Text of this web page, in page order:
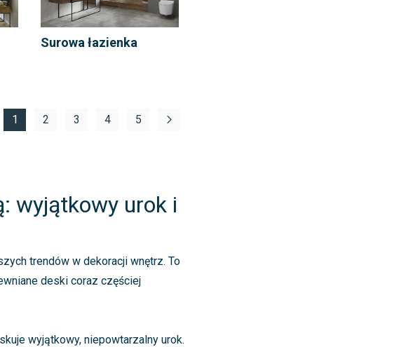
Surowa łazienka
1 2 3 4 5
wyjątkowy urok i
trendów w dekoracji wnętrz. To
deski coraz częściej
wyjątkowy, niepowtarzalny urok.